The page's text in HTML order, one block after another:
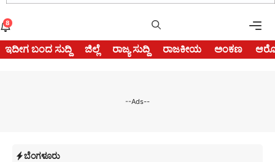
8
ಇದೀಗ ಬಂದ ಸುದ್ದಿ ಜಿಲ್ಲೆ ರಾಜ್ಯ ಸುದ್ದಿ ರಾಜಕೀಯ ಅಂಕಣ
--Ads--
ಬೆಂಗಳೂರು